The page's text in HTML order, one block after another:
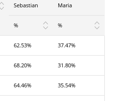
Sebastian
Maria
% %
62.53% 37.47%
68.20% 31.80%
64.46% 35.54%